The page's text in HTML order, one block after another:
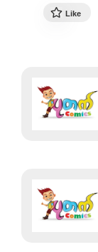
Like